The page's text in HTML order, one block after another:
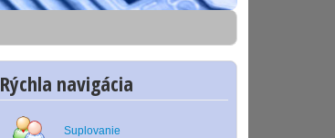
Rýchla navigácia
Suplovanie